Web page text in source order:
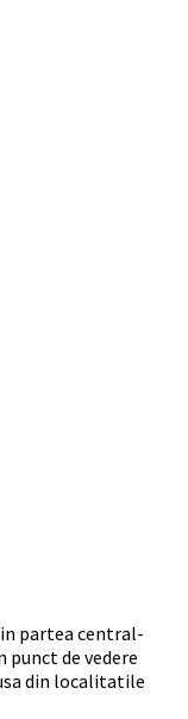
partea central-
de vedere
din localitatile